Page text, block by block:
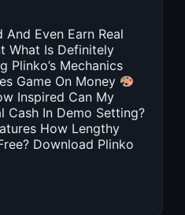
Even Earn Real
What Is Definitely
Plinko’s Mechanics
Game On Money
Inspired Can My
Cash In Demo Setting?
How Lengthy
Download Plinko